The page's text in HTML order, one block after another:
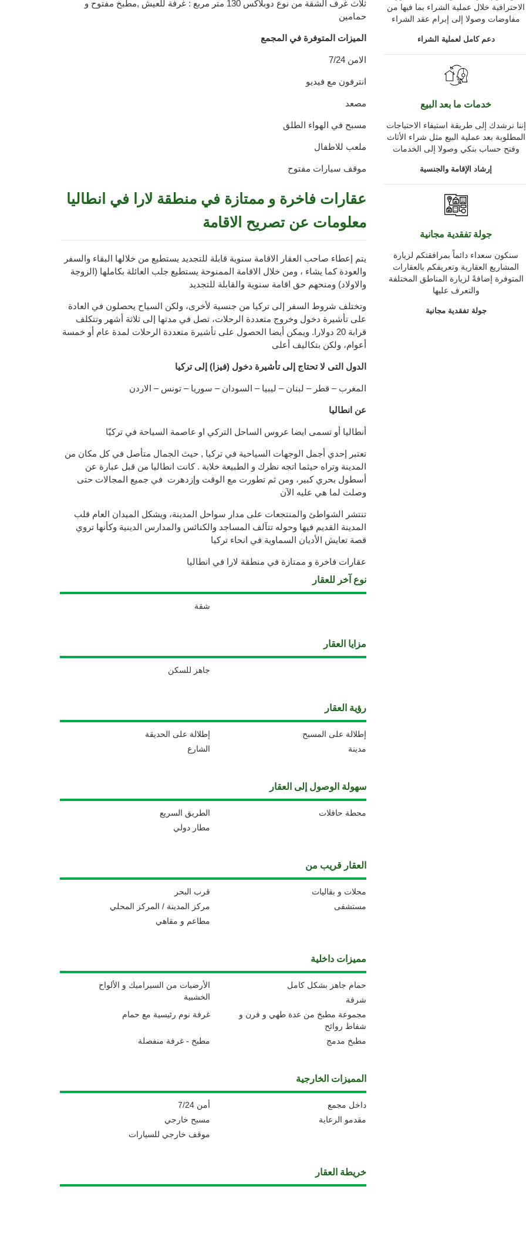
ثلاث غرف الشقة من نوع دوبلاكس 130 متر مربع : غرفة للعيش ,مطبخ مفتوح و
حمامين
الميزات المتوفرة في المجمع
الامن 7/24
انترفون مع فيديو
مصعد
مسبح في الهواء الطلق
ملعب للاطفال
موقف سيارات مفتوح
عقارات فاخرة و ممتازة في منطقة لارا في انطاليا
معلومات عن تصريح الاقامة
يتم إعطاء صاحب العقار الاقامة سنوية قابلة للتجديد يستطيع من خلالها البقاء والسفر
والعودة كما يشاء ، ومن خلال الاقامة الممنوحة يستطيع جلب العائلة بكاملها (الزوجة
والاولاد) ومنحهم حق اقامة سنوية والقابلة للتجديد
وتختلف شروط السفر إلى تركيا من جنسية لأخرى، ولكن السياح يحصلون في العادة
على تأشيرة دخول وخروج متعددة الرحلات، تصل في مدتها إلى ثلاثة أشهر وتتكلف
قرابة 20 دولارا. ويمكن أيضا الحصول على تأشيرة متعددة الرحلات لمدة عام أو خمسة
أعوام، ولكن بتكاليف أعلى
الدول التى لا تحتاج إلى تأشيرة دخول (فيزا) إلى تركيا
المغرب – قطر – لبنان – ليبيا – السودان – سوريا – تونس – الاردن
عن انطاليا
أنطاليا أو تسمى ايضا عروس الساحل التركي او عاصمة السياحة في تركيّا
تعتبر إحدي أجمل الوجهات السياحية في تركيا , حيث الجمال متأصل في كل مكان من
المدينة وتراه حيثما اتجه نظرك و الطبيعة خلابة . كانت انطاليا من قبل عبارة عن
أسطول بحري كبير، ومن ثم تطورت مع الوقت وإزدهرت في جميع المجالات حتى
وصلت لما هي عليه الآن
تنتشر الشواطئ والمنتجعات على مدار سواحل المدينة، ويشكل الميدان العام قلب
المدينة القديم فيها وحوله تتآلف المساجد والكنائس والمدارس الدينية وكأنها تروي
قصة تعايش الأديان السماوية في انحاء تركيا
عقارات فاخرة و ممتازة في منطقة لارا في انطاليا
نوع آخر للعقار
شقة
مزايا العقار
جاهز للسكن
رؤية العقار
إطلالة على الحديقة
إطلالة على المسبح
الشارع
مدينة
سهولة الوصول إلى العقار
الطريق السريع
محطة حافلات
مطار دولي
العقار قريب من
قرب البحر
محلات و بقاليات
مركز المدينة / المركز المحلي
مستشفى
مطاعم و مقاهي
مميزات داخلية
الأرضيات من السيراميك و الألواح
الخشبية
حمام جاهز بشكل كامل
شرفة
غرفة نوم رئيسية مع حمام
مجموعة مطبخ من عدة طهي و فرن و
شفاط روائح
مطبخ - غرفة منفصلة
مطبخ مدمج
المميزات الخارجية
أمن 7/24
داخل مجمع
مسبح خارجي
مقدمو الرعاية
موقف خارجي للسيارات
خريطة العقار
الاحترافية خلال عملية الشراء بما فيها من
مفاوضات وصولا إلى إبرام عقد الشراء
دعم كامل لعملية الشراء
خدمات ما بعد البيع
إننا نرشدك إلى طريقة استيفاء الاحتياجات
المطلوبة بعد عملية البيع مثل شراء الأثاث
وفتح حساب بنكي وصولا إلى الخدمات
إرشاد الإقامة والجنسية
جولة تفقدية مجانية
سنكون سعداء دائماً بمرافقتكم لزيارة
المشاريع العقارية وتعريفكم بالعقارات
المتوفرة إضافةً لزيارة المناطق المختلفة
والتعرف عليها
جولة تفقدية مجانية